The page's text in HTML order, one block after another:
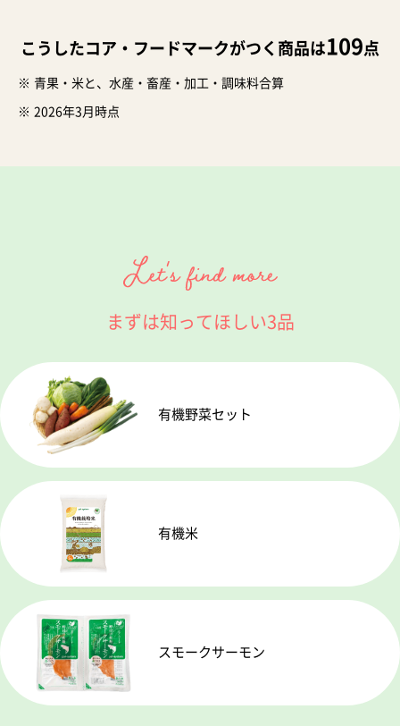
こうしたコア・フードマークがつく商品は109点
青果・米と、水産・畜産・加工・調味料合算
2026年3月時点
まずは知ってほしい3品
有機野菜セット
有機米
スモークサーモン